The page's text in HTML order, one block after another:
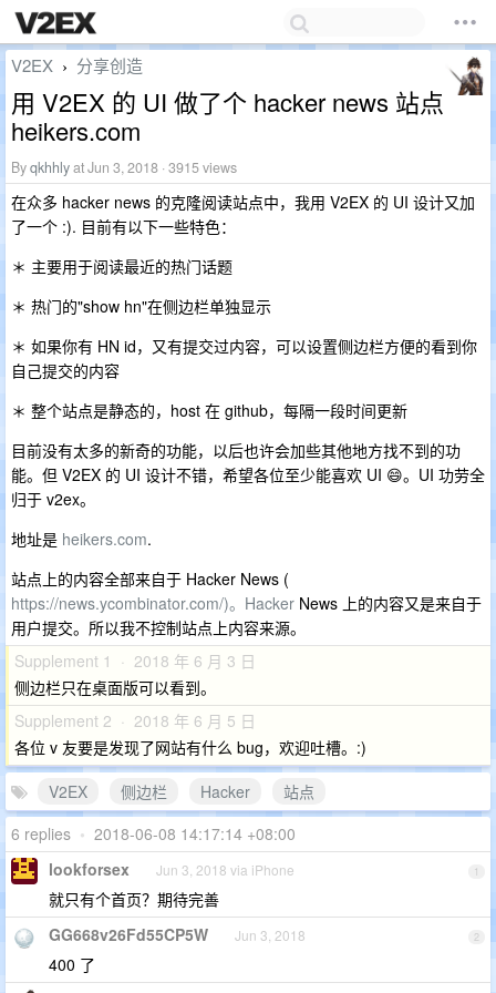
V2EX › 分享创造
用 V2EX 的 UI 做了个 hacker news 站点
heikers.com
Byqkhhlyat Jun 3, 2018 · 3915 views
在众多 hacker news 的克隆阅读站点中，我用 V2EX 的 UI 设计又加
了一个 :). 目前有以下一些特色：
＊ 主要用于阅读最近的热门话题
＊ 热门的"show hn"在侧边栏单独显示
＊ 如果你有 HN id，又有提交过内容，可以设置侧边栏方便的看到你
自己提交的内容
＊ 整个站点是静态的，host 在 github，每隔一段时间更新
目前没有太多的新奇的功能，以后也许会加些其他地方找不到的功
能。但 V2EX 的 UI 设计不错，希望各位至少能喜欢 UI 😄。UI 功劳全
归于 v2ex。
地址是 heikers.com.
站点上的内容全部来自于 Hacker News (
https://news.ycombinator.com/)。Hacker News 上的内容又是来自于
用户提交。所以我不控制站点上内容来源。
Supplement 1 · 2018 年 6 月 3 日
侧边栏只在桌面版可以看到。
Supplement 2 · 2018 年 6 月 5 日
各位 v 友要是发现了网站有什么 bug，欢迎吐槽。:)
V2EX
侧边栏 Hacker
站点
6 replies • 2018-06-08 14:17:14 +08:00
1
lookforsex Jun 3, 2018 via iPhone
就只有个首页？期待完善
2
GG668v26Fd55CP5W Jun 3, 2018
400 了